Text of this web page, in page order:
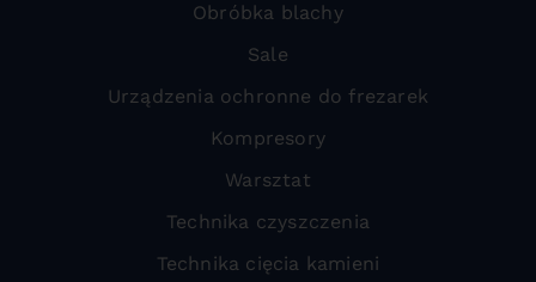
Obróbka blachy
Sale
Urządzenia ochronne do frezarek
Kompresory
Warsztat
Technika czyszczenia
Technika cięcia kamieni